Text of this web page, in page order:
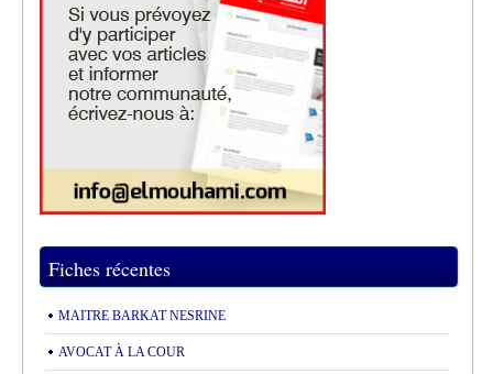
Fiches récentes
MAITRE BARKAT NESRINE
AVOCAT À LA COUR